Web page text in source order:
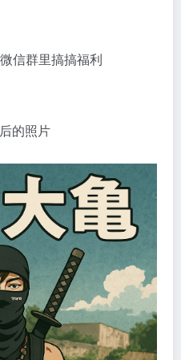
信群里搞搞福利
的照片